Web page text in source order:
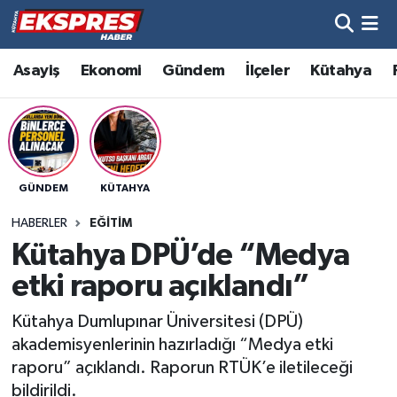
Asayiş Ekonomi Gündem İlçeler Kütahya
GÜNDEM KÜTAHYA
HABERLER EĞITIM
Kütahya DPÜ’de “Medya
etki raporu açıklandı”
Kütahya Dumlupınar Üniversitesi (DPÜ)
akademisyenlerinin hazırladığı “Medya etki
raporu” açıklandı. Raporun RTÜK’e iletileceği
bildirildi.
Altıntaş
Asayiş
Aslanapa
Bölge
Çavdarhisar
Domaniç
Dumlupınar
Hava Durumu
Trafik Durumu
Süper Lig Puan Durumu ve Fikstür
Son Dakika Haberleri
Haber Arşivi